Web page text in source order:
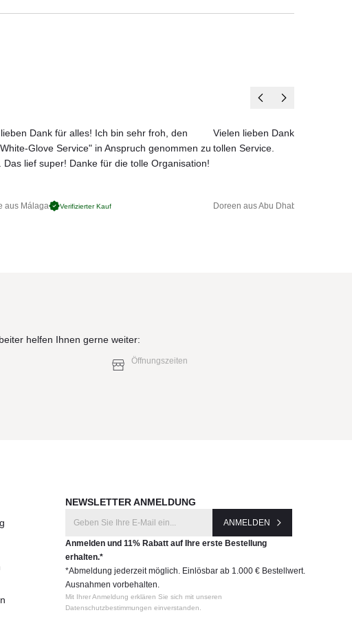
ideale
Druckguss.
profiliertem
Dank für alles! Ich bin sehr froh, den
Glove Service" in Anspruch genommen zu
Das lief super! Danke für die tolle Organisation!
aus Málaga Verifizierter Kauf
Vielen lieben Dank für das
tollen Service.
Doreen aus Abu Dhabi
helfen Ihnen gerne weiter:
Öffnungszeiten
NEWSLETTER ANMELDUNG
ANMELDEN
Anmelden und 11% Rabatt auf Ihre erste Bestellung
erhalten.*
*Abmeldung jederzeit möglich. Einlösbar ab 1.000 € Bestellwert.
Ausnahmen vorbehalten.
Mit Ihrer Anmeldung erklären Sie sich mit unseren
Datenschutzbestimmungen einverstanden.